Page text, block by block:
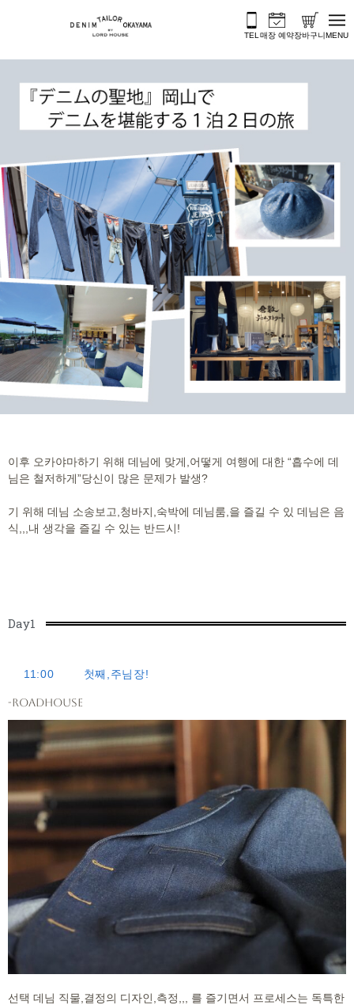
TEL 매장 예약장바구니MENU
이후 오카야마하기 위해 데님에 맞게,어떻게 여행에 대한 “흡수에 데
님은 철저하게”당신이 많은 문제가 발생?
기 위해 데님 소송보고,청바지,숙박에 데님룸,을 즐길 수 있 데님은 음
식,,,내 생각을 즐길 수 있는 반드시!
Day1
11:00 첫째,주님장!
-Roadhouse
선택 데님 직물, 결정의 디자인, 측정,,, 를 즐기면서 프로세스는 독특한